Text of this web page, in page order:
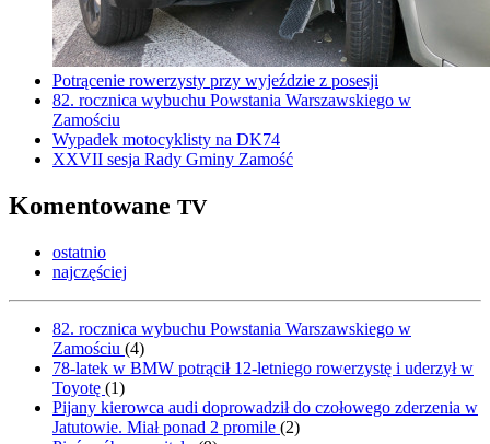
Potrącenie rowerzysty przy wyjeździe z posesji
82. rocznica wybuchu Powstania Warszawskiego w
Zamościu
Wypadek motocyklisty na DK74
XXVII sesja Rady Gminy Zamość
Komentowane TV
ostatnio
najczęściej
82. rocznica wybuchu Powstania Warszawskiego w
Zamościu (4)
78-latek w BMW potrącił 12-letniego rowerzystę i uderzył w
Toyotę (1)
Pijany kierowca audi doprowadził do czołowego zderzenia w
Jatutowie. Miał ponad 2 promile (2)